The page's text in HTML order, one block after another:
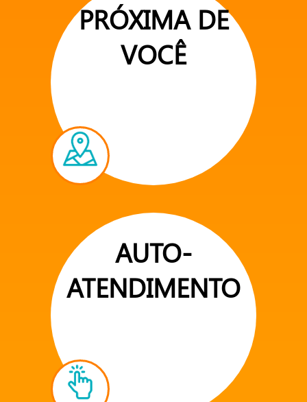
PRÓXIMA DE
VOCÊ
AUTO-
ATENDIMENTO